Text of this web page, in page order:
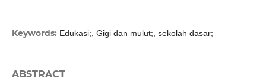
Keywords: Edukasi;, Gigi dan mulut;, sekolah dasar;
ABSTRACT